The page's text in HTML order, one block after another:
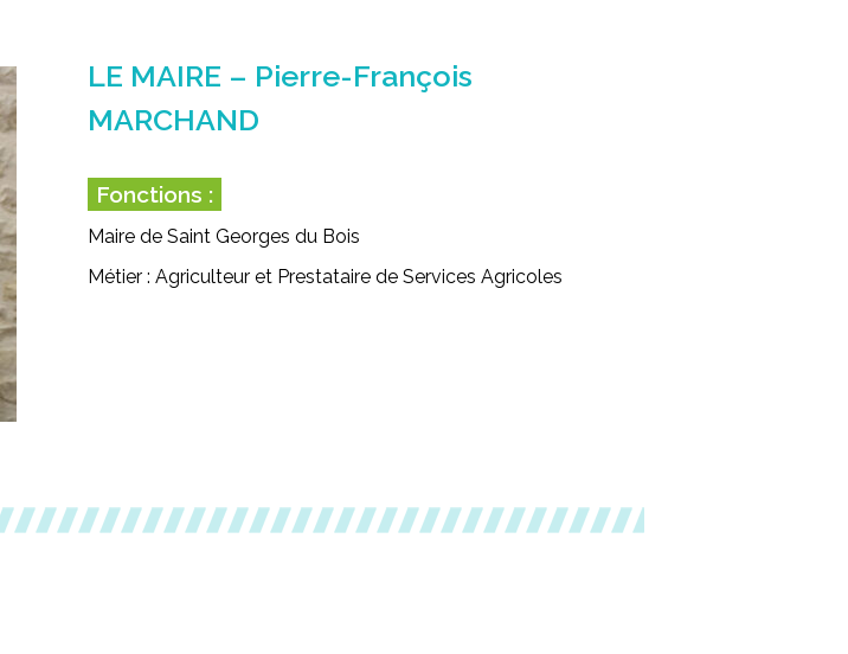
LE MAIRE – Pierre-François
MARCHAND
Fonctions :
Maire de Saint Georges du Bois
Métier : Agriculteur et Prestataire de Services Agricoles